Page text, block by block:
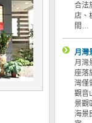
合法
店、
間…
月灣
月灣
座落
灣僅
觀音
景觀
海景